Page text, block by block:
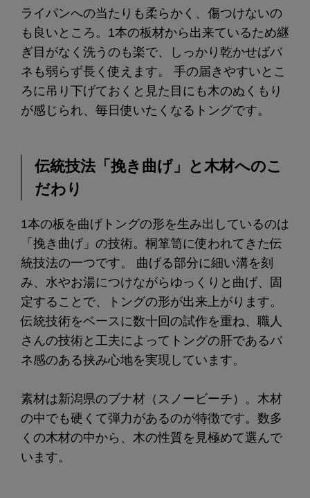
ライパンへの当たりも柔らかく、傷つけないの
も良いところ。1本の板材から出来ているため継
ぎ目がなく洗うのも楽で、しっかり乾かせばバ
ネも弱らず長く使えます。 手の届きやすいとこ
ろに吊り下げておくと見た目にも木のぬくもり
が感じられ、毎日使いたくなるトングです。
伝統技法「挽き曲げ」と木材へのこ
だわり
1本の板を曲げトングの形を生み出しているのは
「挽き曲げ」の技術。桐箪笥に使われてきた伝
統技法の一つです。 曲げる部分に細い溝を刻
み、水やお湯につけながらゆっくりと曲げ、固
定することで、トングの形が出来上がります。
伝統技術をベースに数十回の試作を重ね、職人
さんの技術と工夫によってトングの肝であるバ
ネ感のある挟み心地を実現しています。
素材は新潟県のブナ材（スノービーチ）。木材
の中でも硬くて弾力があるのが特徴です。数多
くの木材の中から、木の性質を見極めて選んで
います。